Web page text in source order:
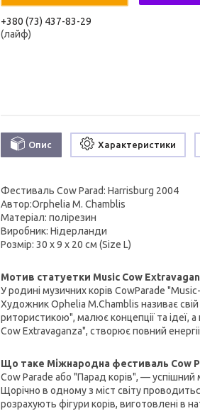
+380 (73) 437-83-29
(лайф)
Опис Характеристики
Фестиваль Cow Parad: Harrisburg 2004
Автор:Orphelia M. Chamblis
Матеріал: полірезин
Виробник: Нідерланди
Розмір: 30 х 9 х 20 см (Size L)
Мотив статуетки Music Cow
У родині музичних корів CowParade
Художник Ophelia M.Chamblis називає
ритористикою", малює концепції та ідеї, а
Cow Extravaganza", створює повний
Що таке Міжнародна фестиваль Cow
Cow Parade або "Парад корів", —
Щорічно в одному з міст світу
розрахують фігури корів, виготовлені в